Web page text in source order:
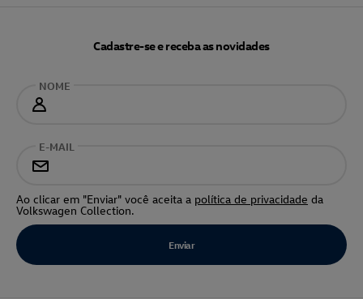
Cadastre-se e receba as novidades
NOME
E-MAIL
Ao clicar em "Enviar" você aceita a política de privacidade da
Volkswagen Collection.